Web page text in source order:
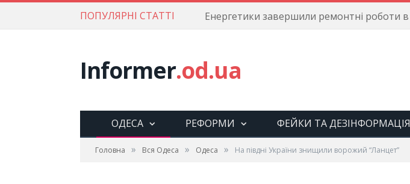
ПОПУЛЯРНІ СТАТТІ
Informer.od.ua
ОДЕСА РЕФОРМИ ФЕЙКИ ТА ДЕЗІНФОРМАЦІЯ
Головна » Вся Одеса » Одеса » На півдні України знищили ворожий “Ланцет”